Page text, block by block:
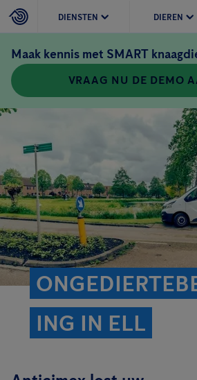
DIENSTEN DIEREN
Maak kennis met SMART
VRAAG NU DE DEMO
ING IN ELL